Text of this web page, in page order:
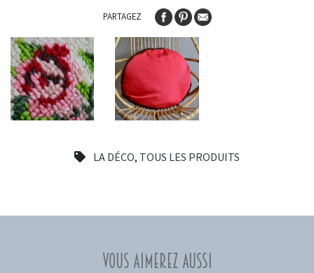
LA DÉCO, TOUS LES PRODUITS
PARTAGEZ
Vous aimerez aussi